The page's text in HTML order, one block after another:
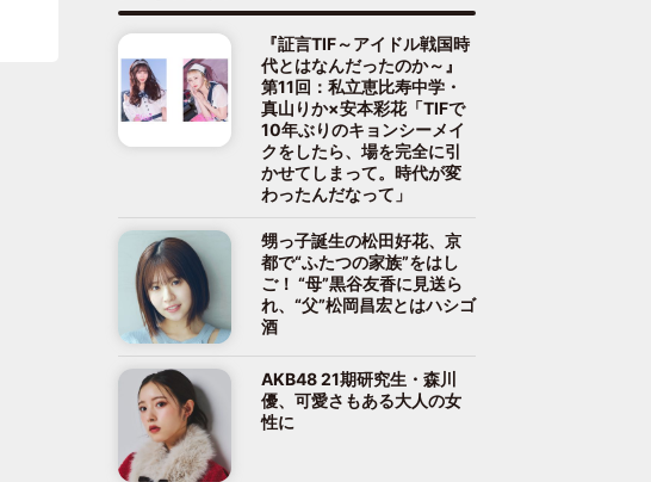
『証言TIF～アイドル戦国時
代とはなんだったのか～』
第11回：私立恵比寿中学・
真山りか×安本彩花「TIFで
10年ぶりのキョンシーメイ
クをしたら、場を完全に引
かせてしまって。時代が変
わったんだなって」
甥っ子誕生の松田好花、京
都で“ふたつの家族”をはし
ご！ “母”黒谷友香に見送ら
れ、“父”松岡昌宏とはハシゴ
酒
AKB48 21期研究生・森川
優、可愛さもある大人の女
性に